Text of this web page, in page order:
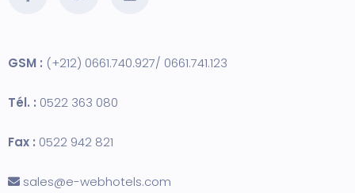
GSM : (+212) 0661.740.927/ 0661.741.123
Tél. : 0522 363 080
Fax : 0522 942 821
sales@e-webhotels.com